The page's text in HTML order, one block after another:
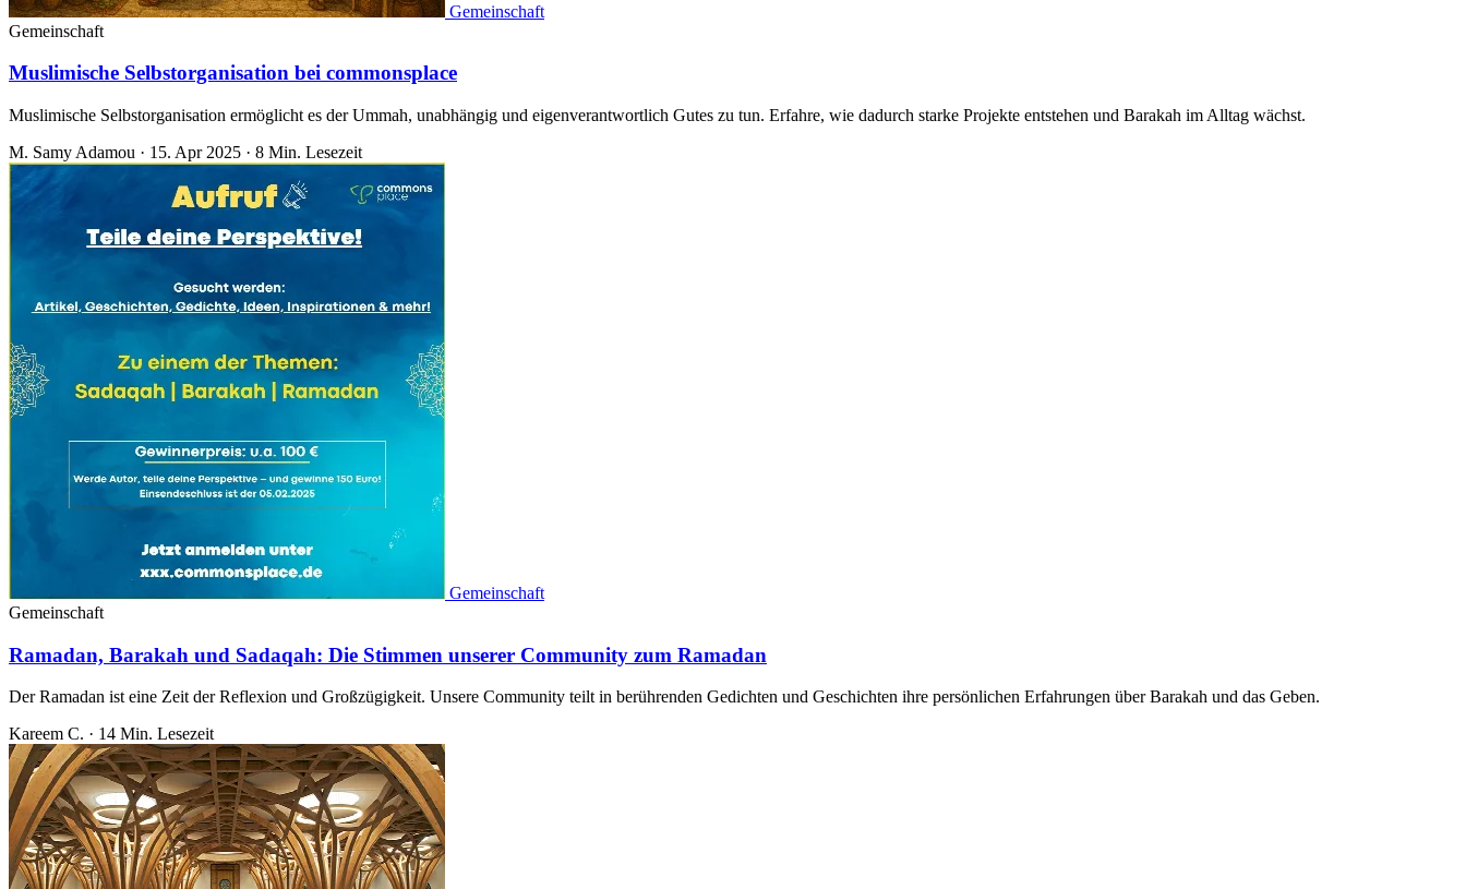
Gemeinschaft
Gemeinschaft
Muslimische Selbstorganisation bei commonsplace
Muslimische Selbstorganisation ermöglicht es der Ummah, unabhängig und eigenverantwortlich Gutes zu tun. Erfahre, wie dadurch starke Projekte entstehen und Barakah im Alltag wächst.
M. Samy Adamou · 15. Apr 2025 · 8 Min. Lesezeit
Gemeinschaft
Gemeinschaft
Ramadan, Barakah und Sadaqah: Die Stimmen unserer Community zum Ramadan
Der Ramadan ist eine Zeit der Reflexion und Großzügigkeit. Unsere Community teilt in berührenden Gedichten und Geschichten ihre persönlichen Erfahrungen über Barakah und das Geben.
Kareem C. · 14 Min. Lesezeit